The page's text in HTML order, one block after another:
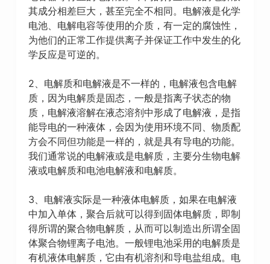
其成分相差巨大，甚至完全不相同。电解液是化学
电池、电解电容等使用的介质，有一定的腐蚀性，
为他们的正常工作提供离子并保证工作中发生的化
学反应是可逆的。
2、电解质和电解液是不一样的，电解液包含电解
质，因为电解质是固态，一般是指离子状态的物
质，电解液溶解在液态溶剂中形成了电解液，是指
能导电的一种液体，会因为使用环境不同、物质配
方会不同但功能是一样的，就是具有导电的功能。
我们通常说的电解液或是电解质，主要分生物电解
液或电解质和电池电解液和电解质。
3、电解液实际是一种液体电解质，如果在电解液
中加入单体，聚合后就可以得到固体电解质，即制
得所谓的聚合物电解质，从而可以制造出所谓全固
体聚合物锂离子电池。一般锂电池采用的电解质是
有机液体电解质，它由有机溶剂和导电盐组成。电